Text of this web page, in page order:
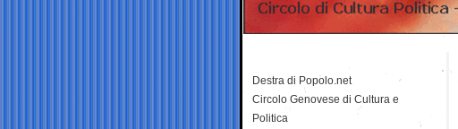
Destra di Popolo.net
Circolo Genovese di Cultura e
Politica